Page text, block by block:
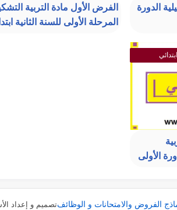
الدورة
الفرض الأول مادة التربية
المرحلة الأولى للسنة الثانية
التربية
الأولى
الفروض والامتحانات و الوظائفتصميم و إعداد